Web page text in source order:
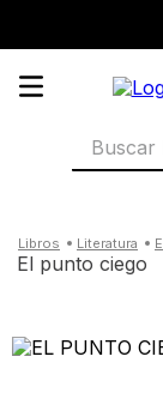
Buscar libros
literatura
el punto ciego